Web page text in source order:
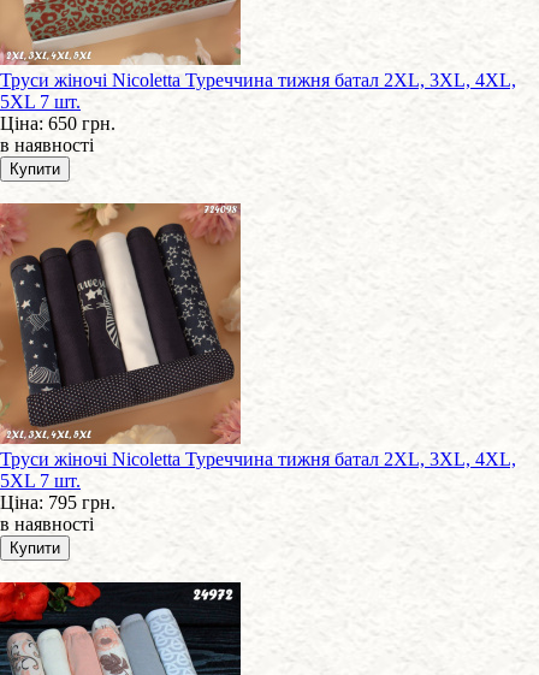
Труси жіночі Nicoletta Туреччина тижня батал 2XL, 3XL, 4XL,
5XL 7 шт.
Ціна: 650 грн.
в наявності
Труси жіночі Nicoletta Туреччина тижня батал 2XL, 3XL, 4XL,
5XL 7 шт.
Ціна: 795 грн.
в наявності